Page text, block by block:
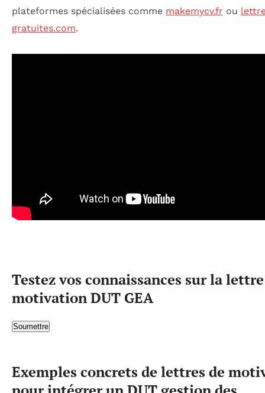
plateformes spécialisées comme makemycv.fr ou
gratuites.com.
Testez vos connaissances sur la
motivation DUT GEA
Soumettre
Exemples concrets de lettres de